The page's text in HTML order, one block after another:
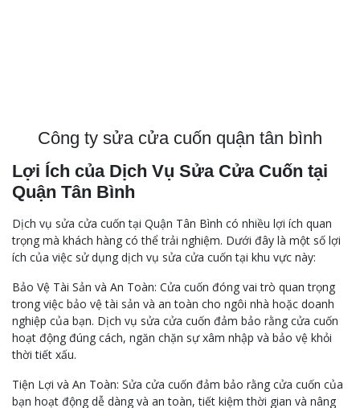
Công ty sửa cửa cuốn quận tân bình
Lợi Ích của Dịch Vụ Sửa Cửa Cuốn tại
Quận Tân Bình
Dịch vụ sửa cửa cuốn tại Quận Tân Bình có nhiều lợi ích quan
trọng mà khách hàng có thể trải nghiệm. Dưới đây là một số lợi
ích của việc sử dụng dịch vụ sửa cửa cuốn tại khu vực này:
Bảo Vệ Tài Sản và An Toàn: Cửa cuốn đóng vai trò quan trọng
trong việc bảo vệ tài sản và an toàn cho ngôi nhà hoặc doanh
nghiệp của bạn. Dịch vụ sửa cửa cuốn đảm bảo rằng cửa cuốn
hoạt động đúng cách, ngăn chặn sự xâm nhập và bảo vệ khỏi
thời tiết xấu.
Tiện Lợi và An Toàn: Sửa cửa cuốn đảm bảo rằng cửa cuốn của
bạn hoạt động dễ dàng và an toàn, tiết kiệm thời gian và nâng